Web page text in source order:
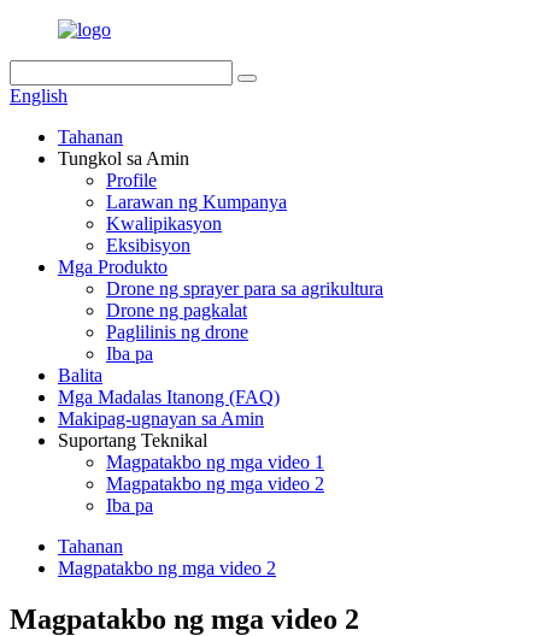
English
Tahanan
Tungkol sa Amin
Profile
Larawan ng Kumpanya
Kwalipikasyon
Eksibisyon
Mga Produkto
Drone ng sprayer para sa agrikultura
Drone ng pagkalat
Paglilinis ng drone
Iba pa
Balita
Mga Madalas Itanong (FAQ)
Makipag-ugnayan sa Amin
Suportang Teknikal
Magpatakbo ng mga video 1
Magpatakbo ng mga video 2
Iba pa
Tahanan
Magpatakbo ng mga video 2
Magpatakbo ng mga video 2